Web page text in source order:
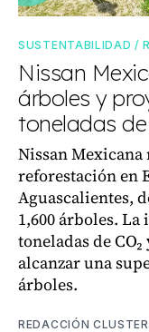
SUSTENTABILIDAD /
Nissan
árboles y
toneladas de
Nissan
reforestación en
Aguascalientes,
1,600 árboles.
toneladas de
alcanzar una
árboles.
REDACCIÓN CLUSTER